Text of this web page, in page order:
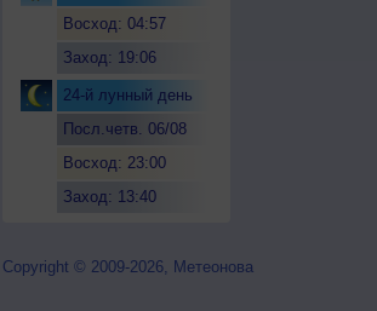
Восход: 04:57
Заход: 19:06
24-й лунный день
Посл.четв. 06/08
Восход: 23:00
Заход: 13:40
Copyright © 2009-2026, Метеонова